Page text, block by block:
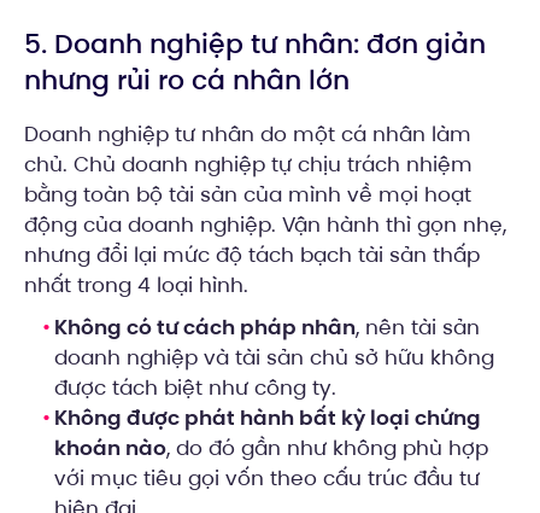
5. Doanh nghiệp tư nhân: đơn giản
nhưng rủi ro cá nhân lớn
Doanh nghiệp tư nhân do một cá nhân làm
chủ. Chủ doanh nghiệp tự chịu trách nhiệm
bằng toàn bộ tài sản của mình về mọi hoạt
động của doanh nghiệp. Vận hành thì gọn nhẹ,
nhưng đổi lại mức độ tách bạch tài sản thấp
nhất trong 4 loại hình.
Không có tư cách pháp nhân, nên tài sản
doanh nghiệp và tài sản chủ sở hữu không
được tách biệt như công ty.
Không được phát hành bất kỳ loại chứng
khoán nào, do đó gần như không phù hợp
với mục tiêu gọi vốn theo cấu trúc đầu tư